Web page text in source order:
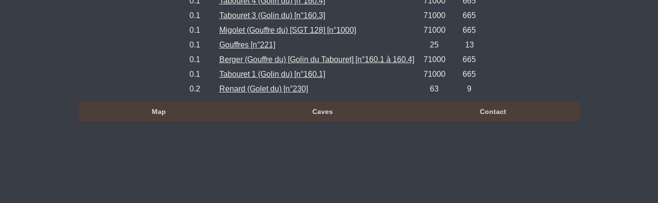
0.1
Tabouret 3 (Golin du) [n°160.3] 71000
665
0.1
Migolet (Gouffre du) [SGT 128] [n°1000] 71000
665
0.1
Gouffres [n°221] 25
13
0.1
Berger (Gouffre du) [Golin du Tabouret] [n°160.1 à 160.4] 71000
665
0.1
Tabouret 1 (Golin du) [n°160.1] 71000
665
0.2
Renard (Golet du) [n°230] 63 9
Map Caves Contact